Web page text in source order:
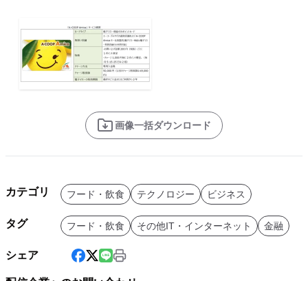
画像一括ダウンロード
カテゴリ フード・飲食 テクノロジー ビジネス
タグ フード・飲食 その他IT・インターネット 金融
シェア